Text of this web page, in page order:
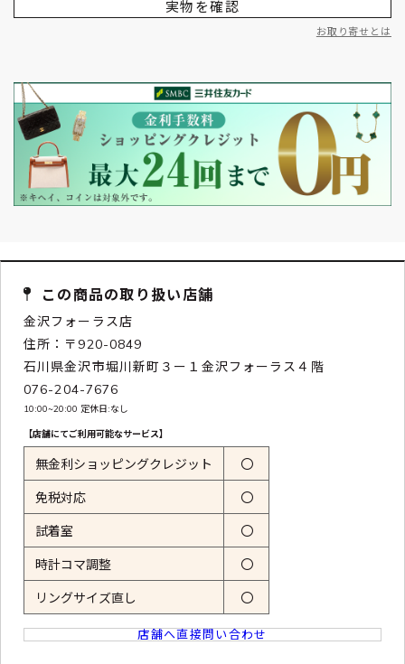
実物を確認
お取り寄せとは
この商品の取り扱い店舗
金沢フォーラス店
住所：〒920-0849
石川県金沢市堀川新町３ー１金沢フォーラス４階
076-204-7676
10:00~20:00 定休日:なし
【店舗にてご利用可能なサービス】
無金利ショッピングクレジット 〇
免税対応 〇
試着室 〇
時計コマ調整 〇
リングサイズ直し 〇
店舗へ直接問い合わせ